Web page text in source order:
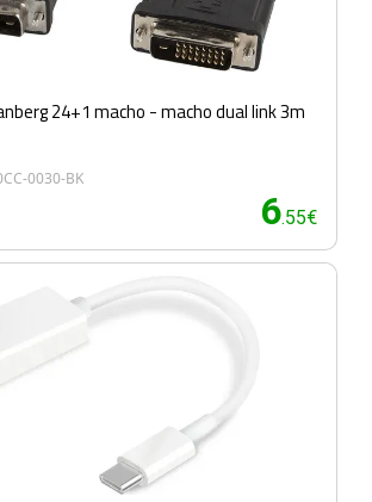
24+1 macho - macho dual link 3m
0030-BK
6.55€